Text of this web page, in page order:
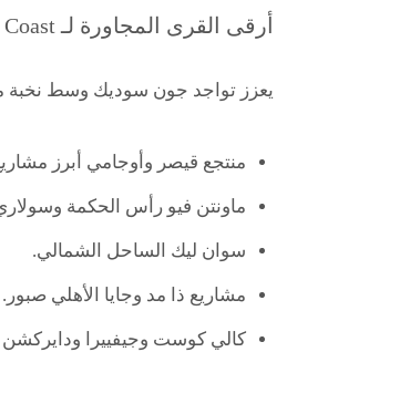
أرقى القرى المجاورة لـ June Sodic North Coast
يعزز تواجد جون سوديك وسط نخبة من
منتجع قيصر وأوجامي أبرز
ماونتن فيو رأس الحكمة
سوان ليك الساحل الشمالي.
مشاريع ذا مد وجايا الأهلي صبور.
كالي كوست وجيفييرا